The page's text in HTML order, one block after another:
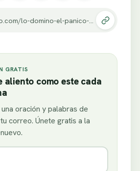
https://renuevo.com/lo-domino-el-panico-escenico-pero-lo-que-pasa-en-el-minuto-304-te-va-a-conmover.html
GRATIS
aliento como este cada
oración y palabras de
correo. Únete gratis a la